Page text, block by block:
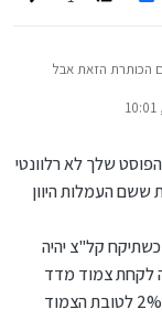
הכותרת הזאת אבל
לא צמוד קבוע
אז אולי עדיף לקחת
צמוד מדד ולקבל ריבית בסביבות ה2.5 מקסימום 3 אחוז, נכון שנפסיד
את המדד אבל אם הממוצע שבשנה המדד עולה ב2.5 אחוז אז זה
בעוד
קנסות בסך עשרות
הפוסט שלך לא רלוונטי
ששם העמלות היוון
קל"צ יהיה
לקחת צמוד מדד
מפני שההפרש בריביות עומד רק על סדר גודל של 2% לטובת הצמוד